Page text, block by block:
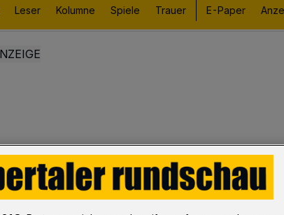
Leser Kolumne Spiele Trauer E-Paper